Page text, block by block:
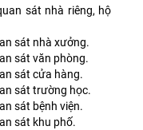
sát nhà riêng, hộ
sát nhà xưởng.
sát văn phòng.
sát cửa hàng.
sát trường học.
sát bệnh viện.
sát khu phố.